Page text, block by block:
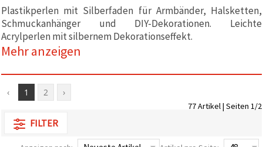
ähnliche
Technologien,
um das
ordnungsgemäße
Funktionieren
der Website
zu
verbessern
Ihrer
Einwilligung,
Plastikperlen mit Silberfaden für Armbänder, Halsketten,
Schmuckanhänger und DIY-Dekorationen. Leichte
Acrylperlen mit silbernem Dekorationseffekt.
Mehr anzeigen
‹ 1 2 ›
77 Artikel | Seiten 1/2
FILTER